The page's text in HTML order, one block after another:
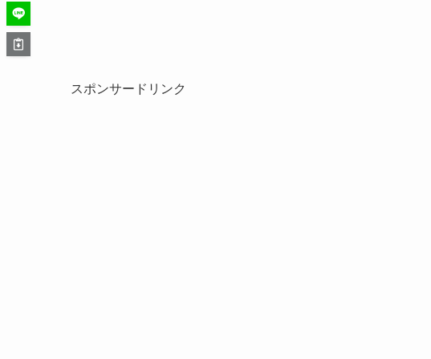
スポンサードリンク